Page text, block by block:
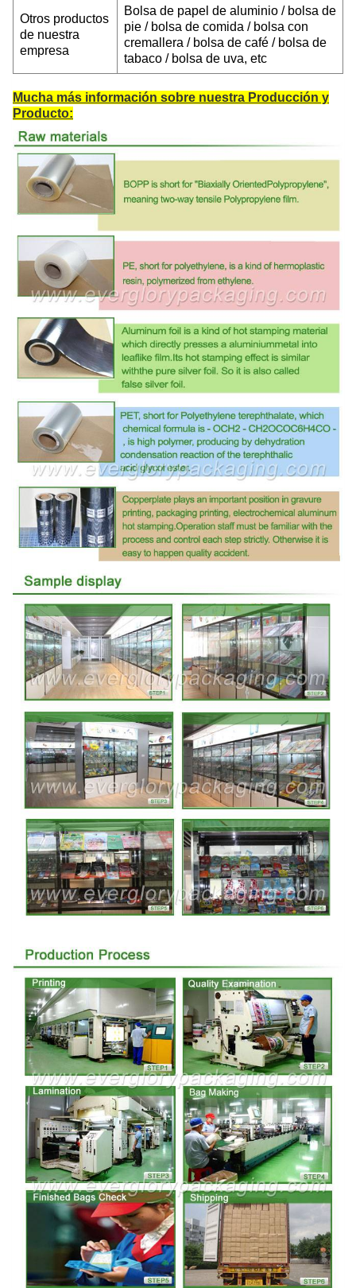
Otros productos
de nuestra
empresa
Bolsa de papel de aluminio / bolsa de
pie / bolsa de comida / bolsa con
cremallera / bolsa de café / bolsa de
tabaco / bolsa de uva, etc
Mucha más información sobre nuestra Producción y
Producto: